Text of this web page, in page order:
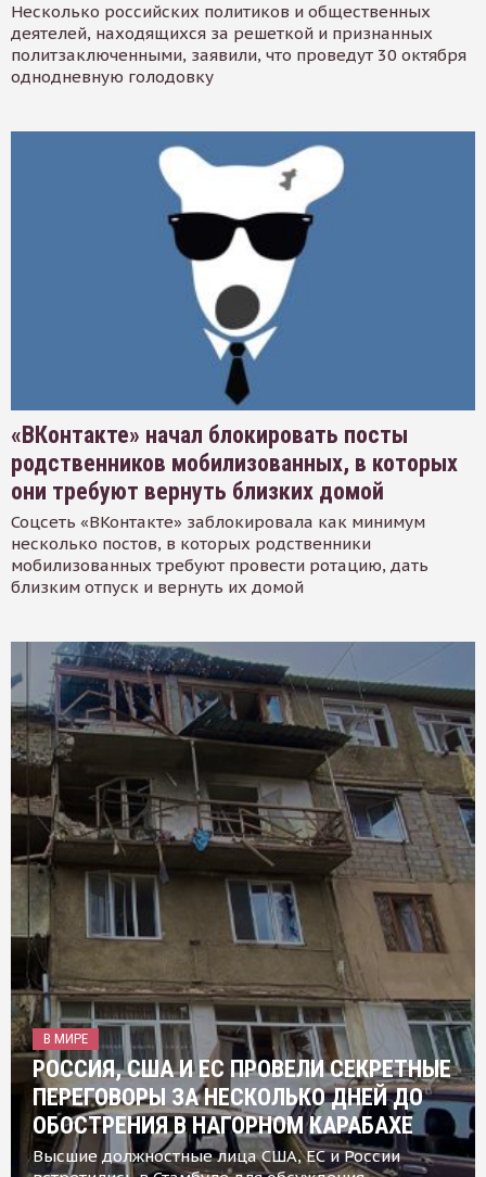
Несколько российских политиков и общественных
деятелей, находящихся за решеткой и признанных
политзаключенными, заявили, что проведут 30 октября
однодневную голодовку
«ВКонтакте» начал блокировать посты
родственников мобилизованных, в которых
они требуют вернуть близких домой
Соцсеть «ВКонтакте» заблокировала как минимум
несколько постов, в которых родственники
мобилизованных требуют провести ротацию, дать
близким отпуск и вернуть их домой
В МИРЕ
РОССИЯ, США И ЕС ПРОВЕЛИ СЕКРЕТНЫЕ
ПЕРЕГОВОРЫ ЗА НЕСКОЛЬКО ДНЕЙ ДО
ОБОСТРЕНИЯ В НАГОРНОМ КАРАБАХЕ
Высшие должностные лица США, ЕС и России